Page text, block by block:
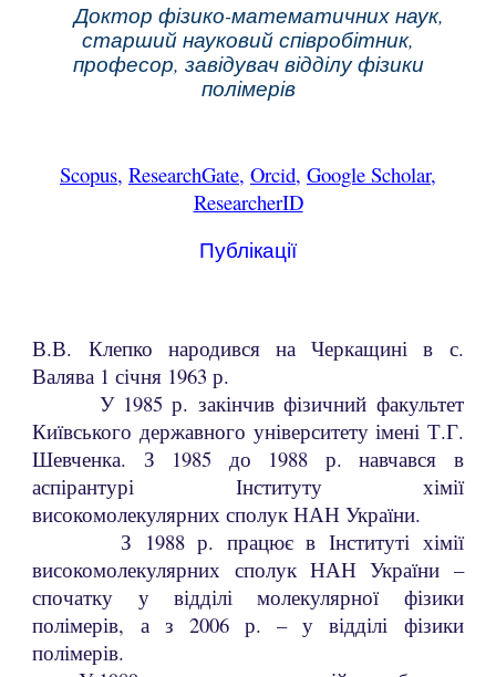
Доктор фізико-математичних наук,
старший науковий співробітник,
професор, завідувач відділу фізики
полімерів
Scopus, ResearchGate, Orcid, Google Scholar,
ResearcherID
Публікації
В.В. Клепко народився на Черкащині в с.
Валява 1 січня 1963 р.
У 1985 р. закінчив фізичний факультет
Київського державного університету імені Т.Г.
Шевченка. З 1985 до 1988 р. навчався в
аспірантурі Інституту хімії
високомолекулярних сполук НАН України.
З 1988 р. працює в Інституті хімії
високомолекулярних сполук НАН України –
спочатку у відділі молекулярної фізики
полімерів, а з 2006 р. – у відділі фізики
полімерів.